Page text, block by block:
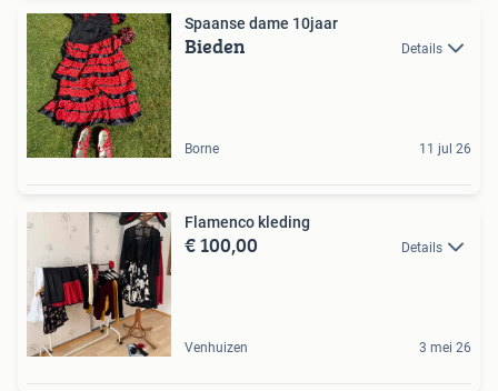
Spaanse dame 10jaar
Bieden Details
Borne 11 jul 26
Flamenco kleding
€ 100,00 Details
Venhuizen 3 mei 26